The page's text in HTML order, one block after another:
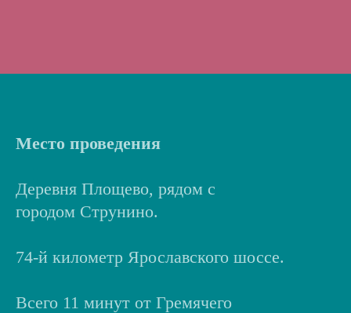
Место проведения
Деревня Площево, рядом с
городом Струнино.
74-й километр Ярославского шоссе.
Всего 11 минут от Гремячего